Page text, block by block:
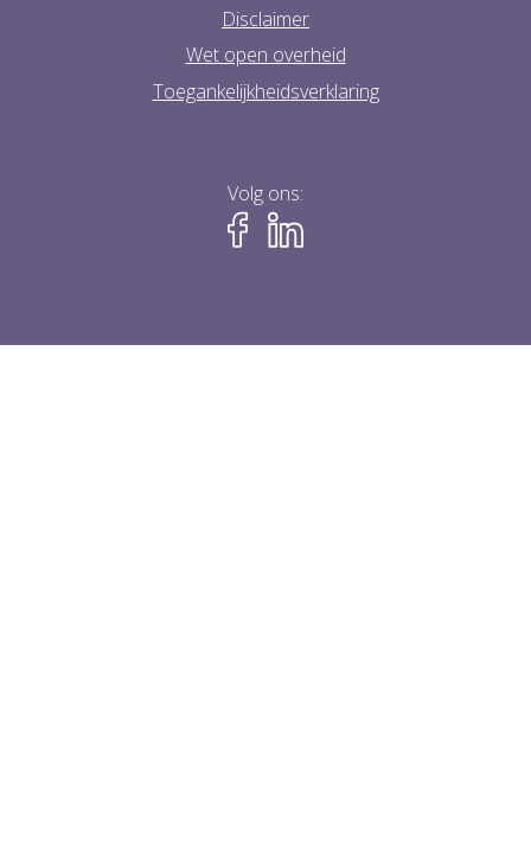
Disclaimer
Wet open overheid
Toegankelijkheidsverklaring
Volg ons: